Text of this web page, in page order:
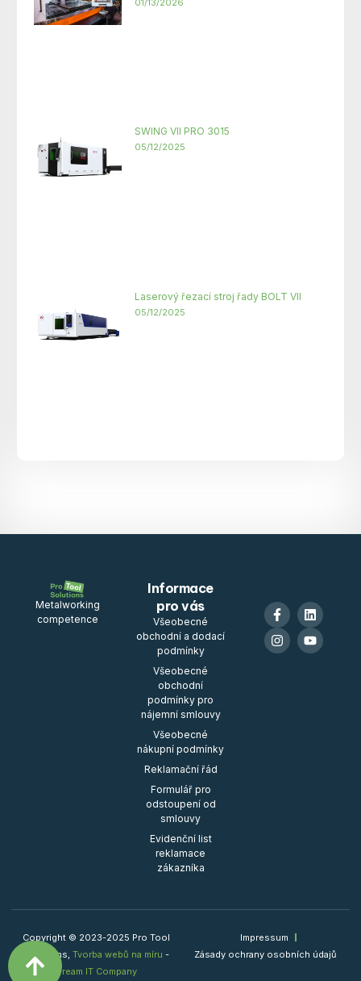
SWING VII PRO 3015
05/12/2025
Laserový řezací stroj řady BOLT VII
05/12/2025
Metalworking
competence
Informace
pro vás
Všeobecné
obchodní a dodací
podmínky
Všeobecné
obchodní
podmínky pro
nájemní smlouvy
Všeobecné
nákupní podmínky
Reklamační řád
Formulář pro
odstoupení od
smlouvy
Evidenční list
reklamace
zákazníka
Copyright © 2023-2025 Pro Tool
Solutions, Tvorba webů na míru -
Dream IT Company
Impressum
Zásady ochrany osobních údajů